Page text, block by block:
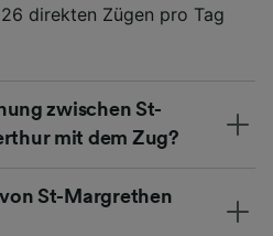
direkten Zügen pro Tag
zwischen St-
mit dem Zug?
St-Margrethen